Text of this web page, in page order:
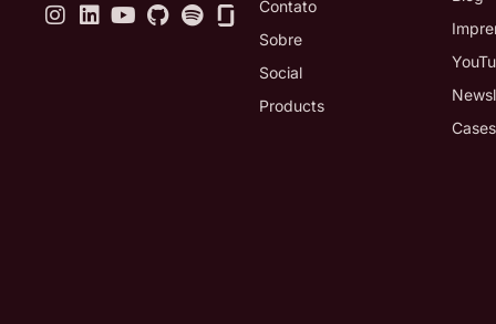
Contato
Sobre
Social
Products
Cases